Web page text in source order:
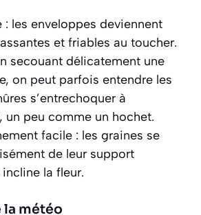
: les enveloppes deviennent
et friables au toucher.
secouant délicatement une
on peut parfois entendre les
s’entrechoquer à
un peu comme un hochet.
facile : les graines se
de leur support
incline la fleur.
la météo